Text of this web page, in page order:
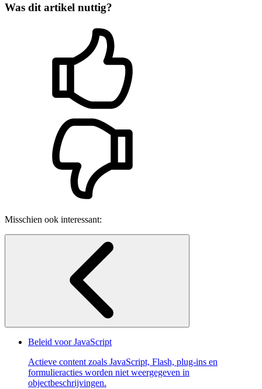
Was dit artikel nuttig?
Misschien ook interessant:
Beleid voor JavaScript
Actieve content zoals JavaScript, Flash, plug-ins en
formulieracties worden niet weergegeven in
objectbeschrijvingen.